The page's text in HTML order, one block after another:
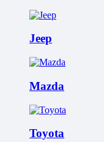
Jeep
Mazda
Toyota